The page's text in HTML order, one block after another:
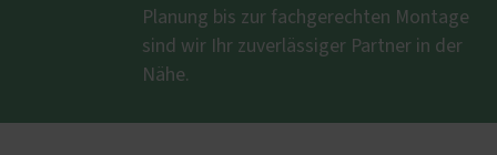
Planung bis zur fachgerechten Montage
sind wir Ihr zuverlässiger Partner in der
Nähe.